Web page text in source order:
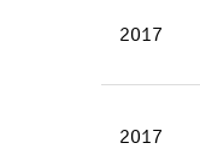
2017
2017